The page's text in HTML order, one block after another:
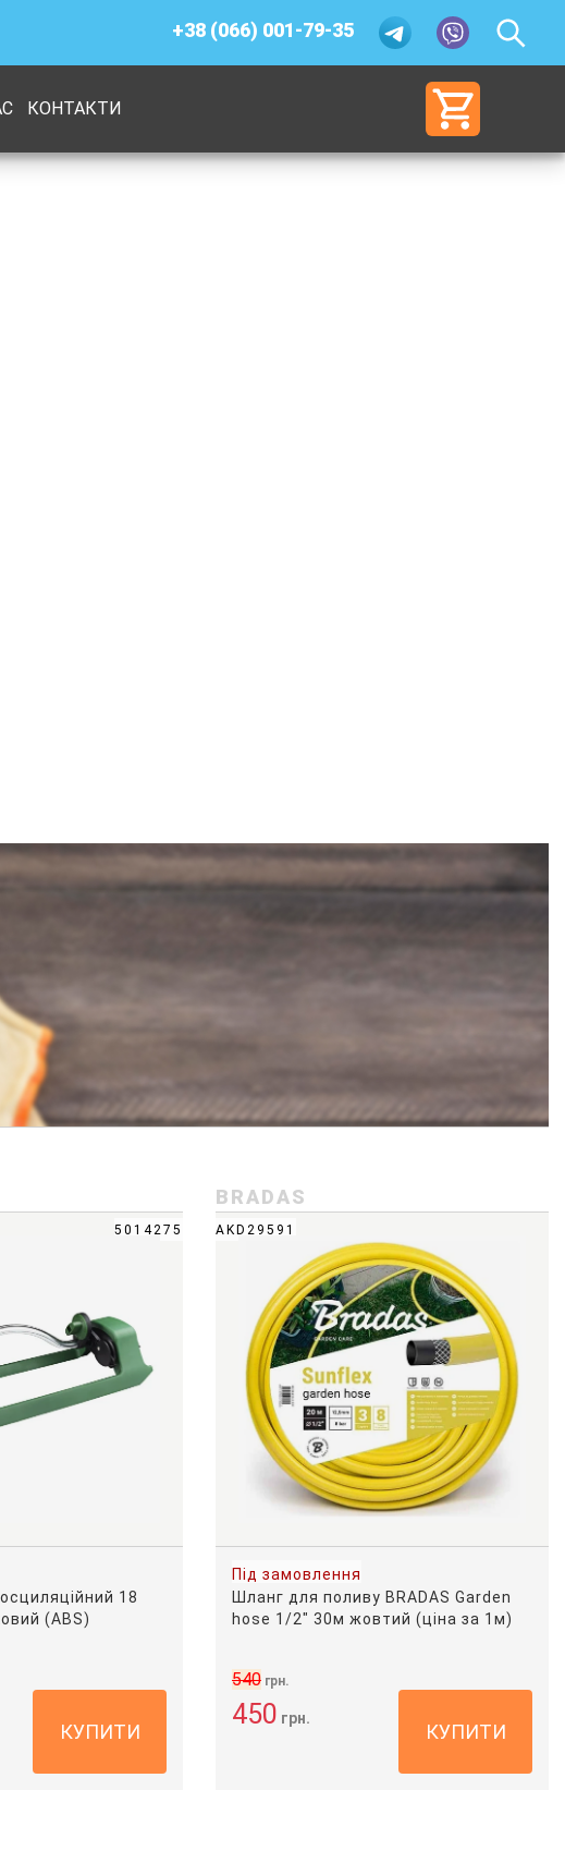
+38 (066) 001-79-35
КОНТАКТИ
5014275
18
(ABS)
КУПИТИ
BRADAS
AKD29591
Під замовлення
Шланг для поливу BRADAS Garden
hose 1/2" 30м жовтий (ціна за 1м)
450 грн.
540 грн.
КУПИТИ